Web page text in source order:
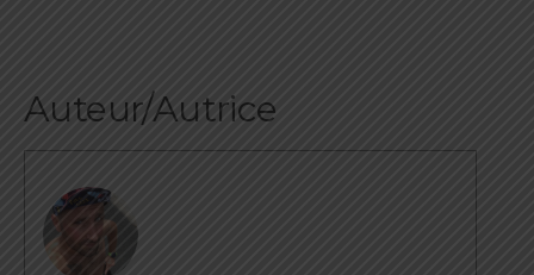
Auteur/Autrice